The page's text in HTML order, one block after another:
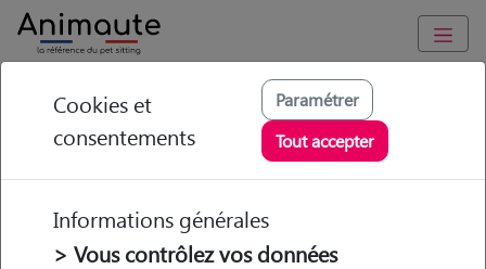
Animaute Normandie Seine-Maritime/Darnétal
Lena - Petsitter à ST
LEGER DU BOURG
DENIS
Cookies et
consentements
Paramétrer
Tout accepter
Informations générales
> Vous contrôlez vos données